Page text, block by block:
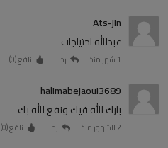
Ats-jin
عبدالله احتياجات
1 شهر منذ رد نافع (0
)
halimabejaoui3689
بارك الله فيك ونفع الله بك
2 الشهور منذ رد نافع (0
)